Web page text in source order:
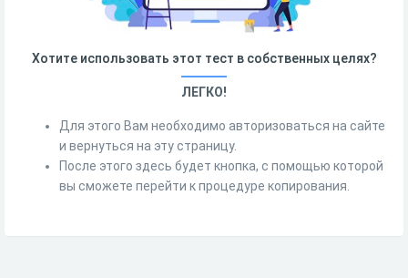
Хотите использовать этот тест в собственных целях?
ЛЕГКО!
Для этого Вам необходимо авторизоваться на сайте
и вернуться на эту страницу.
После этого здесь будет кнопка, с помощью которой
вы сможете перейти к процедуре копирования.